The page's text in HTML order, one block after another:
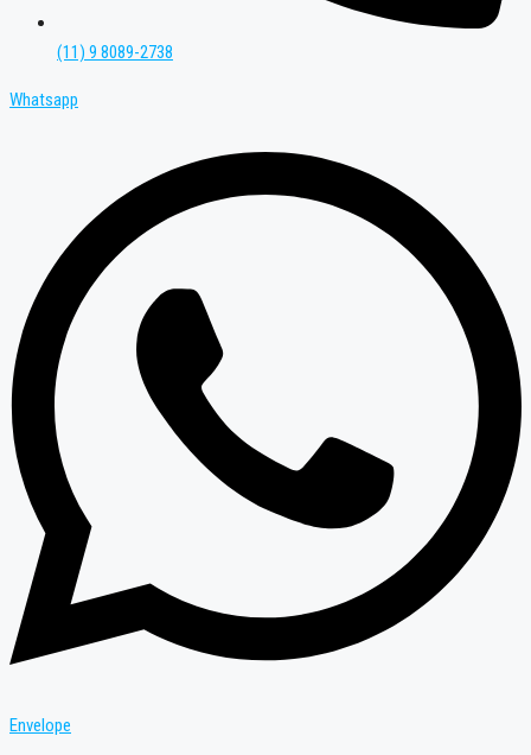
(11) 9 8089-2738
Whatsapp
Envelope